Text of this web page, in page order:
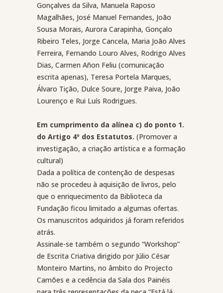
Gonçalves da Silva, Manuela Raposo
Magalhães, José Manuel Fernandes, João
Sousa Morais, Aurora Carapinha, Gonçalo
Ribeiro Teles, Jorge Cancela, Maria João Alves
Ferreira, Fernando Louro Alves, Rodrigo Alves
Dias, Carmen Añon Feliu (comunicação
escrita apenas), Teresa Portela Marques,
Álvaro Tição, Dulce Soure, Jorge Paiva, João
Lourenço e Rui Luís Rodrigues.
Em cumprimento da alínea c) do ponto 1.
do Artigo 4º dos Estatutos. (Promover a
investigação, a criação artística e a formação
cultural)
Dada a política de contenção de despesas
não se procedeu à aquisição de livros, pelo
que o enriquecimento da Biblioteca da
Fundação ficou limitado a algumas ofertas.
Os manuscritos adquiridos já foram referidos
atrás.
Assinale-se também o segundo “Workshop”
de Escrita Criativa dirigido por Júlio César
Monteiro Martins, no âmbito do Projecto
Camões e a cedência da Sala dos Painéis